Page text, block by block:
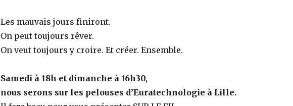
Les mauvais jours finiront.
On peut toujours rêver.
On veut toujours y croire. Et créer. Ensemble.
Samedi à 18h et dimanche à 16h30,
nous serons sur les pelouses d’Euratechnologie à Lille.